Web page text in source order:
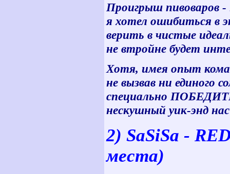
Проигрыш пивоваров
я хотел ошибиться в
верить в чистые
не втройне будет
Хотя, имея опыт
не вызвав ни единого
специально
нескушный уик-энд
2) SaSiSa -
места)